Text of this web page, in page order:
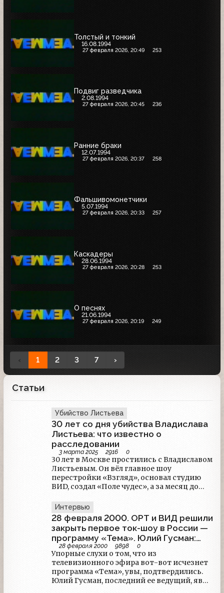
Толстый и тонкий
16.08.1994
27 февраля 2026, 20:49 253
Подвиг разведчика
2.08.1994
27 февраля 2026, 20:45 236
Ранние браки
12.07.1994
27 февраля 2026, 20:37 258
Фальшивомонетчики
5.07.1994
27 февраля 2026, 20:33 257
Каскадеры
28.06.1994
27 февраля 2026, 20:28 253
О песнях
21.06.1994
27 февраля 2026, 20:19 249
‹ 1 2 3 7 ›
Статьи
Убийство Листьева
30 лет со дня убийства Владислава
Листьева: что известно о
расследовании
3 марта 2025 2916 0
30 лет в Москве простились с Владиславом
Листьевым. Он вёл главное шоу
перестройки «Взгляд», основал студию
ВИD, создал «Поле чудес», а за месяц до
расследование и есть ли шанс раскрыть
убийство?
Интервью
28 февраля 2000. ОРТ и ВИД решили
закрыть первое ток-шоу в России —
программу «Тема». Юлий Гусман:
«Убежден, ее ресурс не исчерпан»
28 февраля 2000 9898 0
Упорные слухи о том, что из
телевизионного эфира вот-вот исчезнет
программа «Тема», увы, подтвердились.
Юлий Гусман, последний ее ведущий, явно